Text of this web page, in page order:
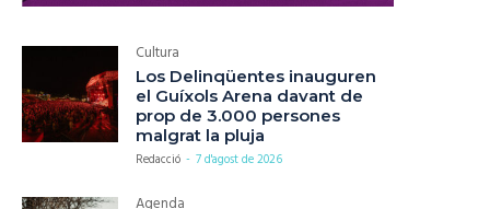
Cultura
Los Delinqüentes inauguren
el Guíxols Arena davant de
prop de 3.000 persones
malgrat la pluja
Redacció - 7 d'agost de 2026
Agenda